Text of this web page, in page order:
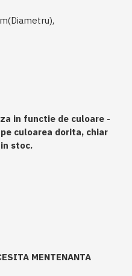
in functie de culoare -
culoarea dorita, chiar
stoc.
MENTENANTA